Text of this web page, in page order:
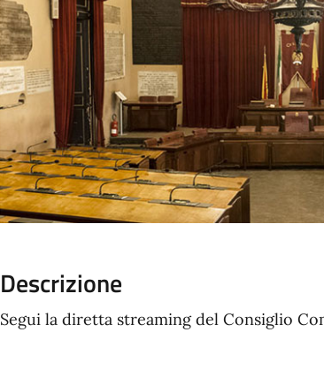
Descrizione
Segui la diretta streaming del Consiglio